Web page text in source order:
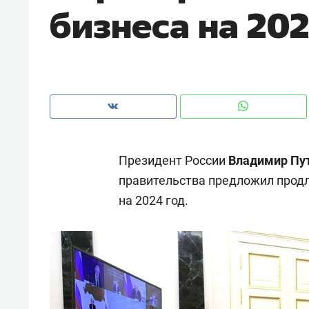
бизнеса на
Президент России Владимир
правительства предложил
на 2024 год.
рынки, почему надо знать
чем интересен Оман?
Рекомендуем
Как ГК «МИР ГРУПП» и ВТБ
создают оазис жилого
комфорта под Казанью
150
ID